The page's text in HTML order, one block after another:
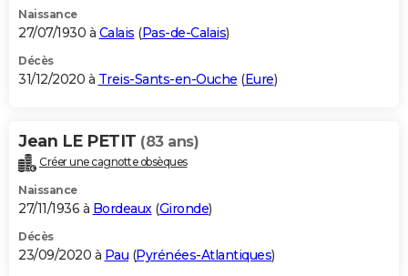
Naissance
27/07/1930 à Calais (Pas-de-Calais)
Décès
31/12/2020 à Treis-Sants-en-Ouche (Eure)
Jean LE PETIT (83 ans)
Créer une cagnotte obsèques
Naissance
27/11/1936 à Bordeaux(Gironde)
Décès
23/09/2020 à Pau (Pyrénées-Atlantiques)